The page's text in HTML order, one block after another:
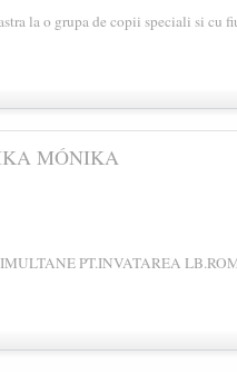
la o grupa de copii speciali si cu
MÓNIKA
PT.INVATAREA